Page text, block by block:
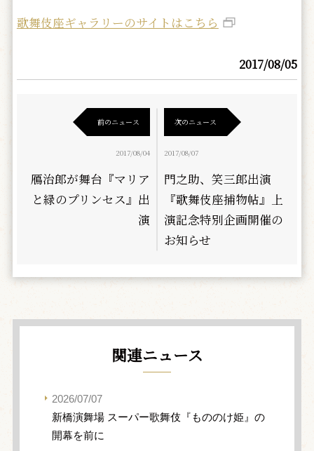
歌舞伎座ギャラリーのサイトはこちら
2017/08/05
前のニュース
2017/08/04
鴈治郎が舞台『マリア
と緑のプリンセス』出
演
次のニュース
2017/08/07
門之助、笑三郎出演
『歌舞伎座捕物帖』上
演記念特別企画開催の
お知らせ
関連ニュース
2026/07/07
新橋演舞場 スーパー歌舞伎『もののけ姫』の
開幕を前に